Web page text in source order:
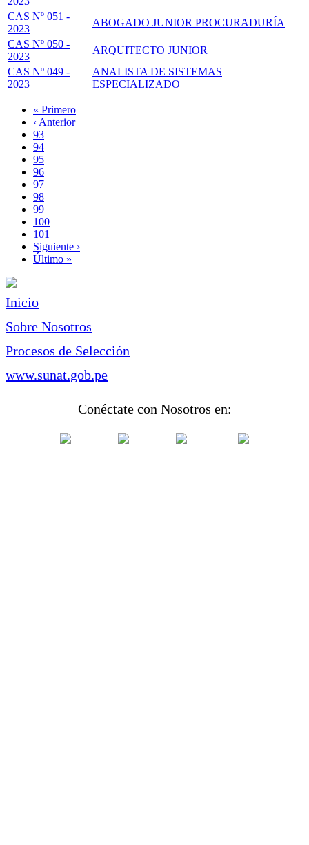
CAS Nº 051 -
2023
ABOGADO JUNIOR PROCURADURÍA
CAS Nº 050 -
2023
ARQUITECTO JUNIOR
CAS Nº 049 -
2023
ANALISTA DE SISTEMAS
ESPECIALIZADO
Paginación
Primera
página
« Primero
Página
anterior
‹ Anterior
Page
93
Page
94
Page
95
Page
96
Página
actual
97
Page
98
Page
99
Page
100
Page
101
Siguiente
página
Siguiente ›
Última
Último »
Inicio
Sobre Nosotros
Procesos de Selección
www.sunat.gob.pe
Conéctate con Nosotros en: